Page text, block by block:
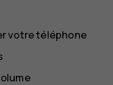
votre téléphone